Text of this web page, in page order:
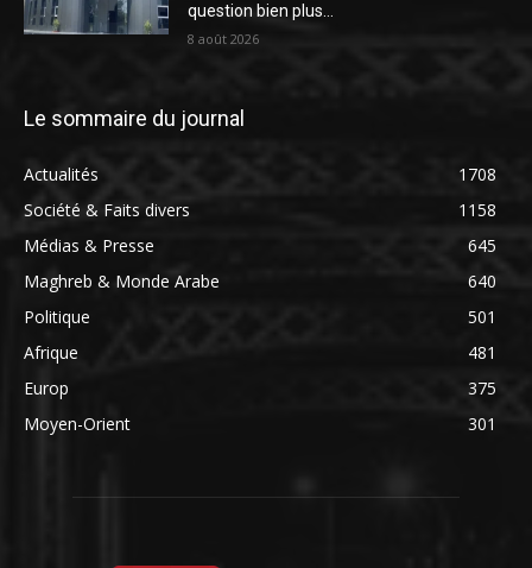
question bien plus...
8 août 2026
Le sommaire du journal
Actualités
1708
Société & Faits divers
1158
Médias & Presse
645
Maghreb & Monde Arabe
640
Politique
501
Afrique
481
Europ
375
Moyen-Orient
301